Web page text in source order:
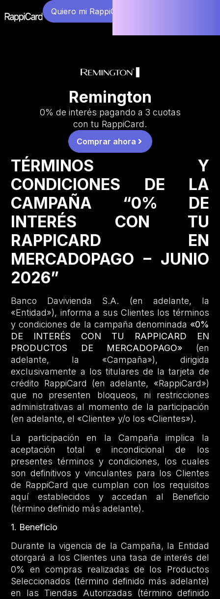
Quiero mi RappiCard
Remington
0% de interés pagando a 3 cuotas
con tu RappiCard.
Comprar ahora
TÉRMINOS Y
CONDICIONES DE LA
CAMPAÑA “0% DE
INTERÉS CON TU
RAPPICARD EN
MERCADOPAGO – JUNIO
2026”
Banco Davivienda S.A. (en adelante, la
«Entidad»), informa a sus Clientes los términos
y condiciones de la campaña denominada «0%
DE INTERÉS CON TU RAPPICARD EN
PRODUCTOS DE MERCADOPAGO» (en
adelante, la «Campaña»), dirigida
exclusivamente a los titulares de la tarjeta de
crédito RappiCard (en adelante, «RappiCard»)
que no presenten bloqueos, ni restricciones
administrativas al momento de la participación
(en adelante, el «Cliente» y/o los «Clientes»).
La participación en la Campaña implica la
aceptación total e incondicional de los
presentes términos y condiciones, los cuales
son definitivos y vinculantes para los Clientes
de RappiCard que cumplan con los requisitos
aquí establecidos y accedan al Beneficio
(término definido más adelante).
1. Beneficio
Durante la vigencia de la Campaña, la Entidad
otorgará a los Clientes una tasa de interés del
0% en compras realizadas de los Productos
Seleccionados (término definido más adelante)
en las Tiendas Autorizadas (término definido